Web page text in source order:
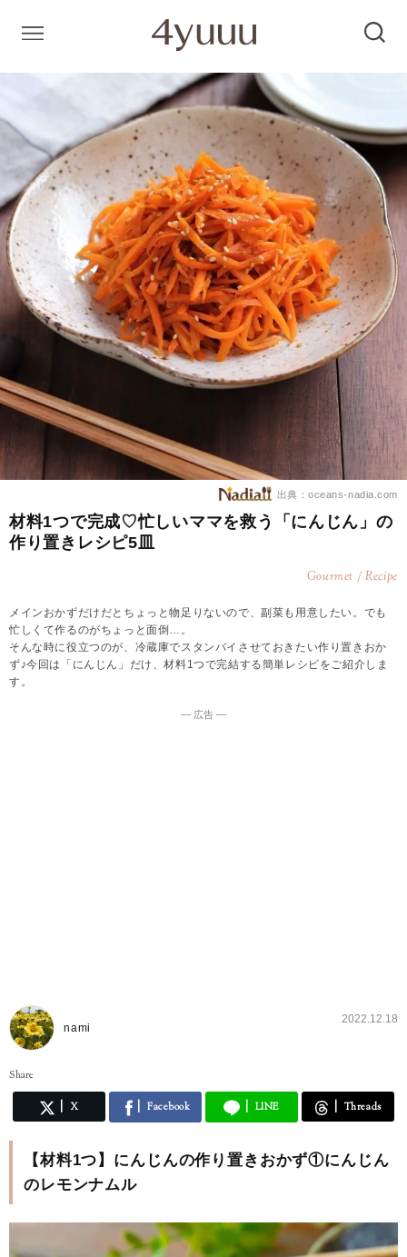
出典：oceans-nadia.com
材料1つで完成♡忙しいママを救う「にんじん」の
作り置きレシピ5皿
Gourmet / Recipe
メインおかずだけだとちょっと物足りないので、副菜も用意したい。でも
忙しくて作るのがちょっと面倒…。
そんな時に役立つのが、冷蔵庫でスタンバイさせておきたい作り置きおか
ず♪今回は「にんじん」だけ、材料1つで完結する簡単レシピをご紹介しま
す。
― 広告 ―
nami
2022.12.18
Share
X Facebook LINE Threads
【材料1つ】にんじんの作り置きおかず①にんじん
のレモンナムル